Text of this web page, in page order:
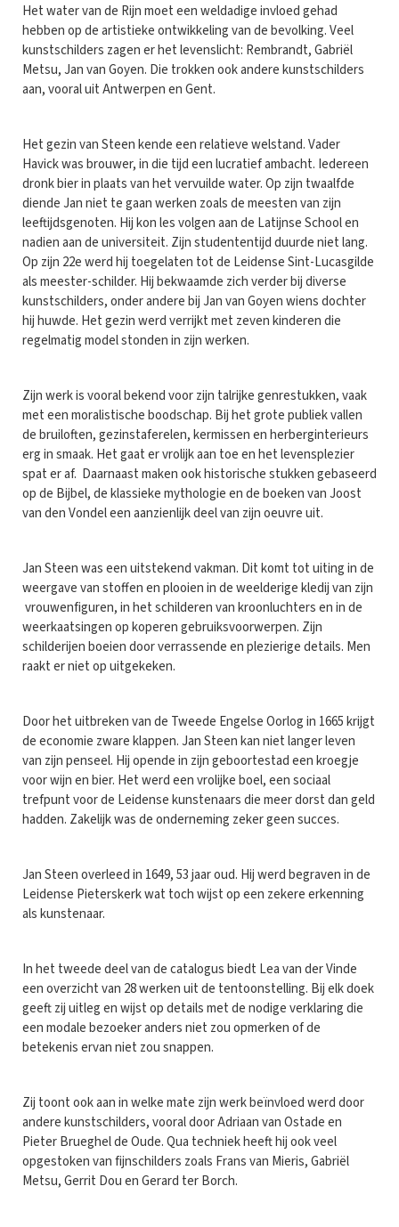
Het water van de Rijn moet een weldadige invloed gehad
hebben op de artistieke ontwikkeling van de bevolking. Veel
kunstschilders zagen er het levenslicht: Rembrandt, Gabriël
Metsu, Jan van Goyen. Die trokken ook andere kunstschilders
aan, vooral uit Antwerpen en Gent.
Het gezin van Steen kende een relatieve welstand. Vader
Havick was brouwer, in die tijd een lucratief ambacht. Iedereen
dronk bier in plaats van het vervuilde water. Op zijn twaalfde
diende Jan niet te gaan werken zoals de meesten van zijn
leeftijdsgenoten. Hij kon les volgen aan de Latijnse School en
nadien aan de universiteit. Zijn studententijd duurde niet lang.
Op zijn 22e werd hij toegelaten tot de Leidense Sint-Lucasgilde
als meester-schilder. Hij bekwaamde zich verder bij diverse
kunstschilders, onder andere bij Jan van Goyen wiens dochter
hij huwde. Het gezin werd verrijkt met zeven kinderen die
regelmatig model stonden in zijn werken.
Zijn werk is vooral bekend voor zijn talrijke genrestukken, vaak
met een moralistische boodschap. Bij het grote publiek vallen
de bruiloften, gezinstaferelen, kermissen en herberginterieurs
erg in smaak. Het gaat er vrolijk aan toe en het levensplezier
spat er af. Daarnaast maken ook historische stukken gebaseerd
op de Bijbel, de klassieke mythologie en de boeken van Joost
van den Vondel een aanzienlijk deel van zijn oeuvre uit.
Jan Steen was een uitstekend vakman. Dit komt tot uiting in de
weergave van stoffen en plooien in de weelderige kledij van zijn
vrouwenfiguren, in het schilderen van kroonluchters en in de
weerkaatsingen op koperen gebruiksvoorwerpen. Zijn
schilderijen boeien door verrassende en plezierige details. Men
raakt er niet op uitgekeken.
Door het uitbreken van de Tweede Engelse Oorlog in 1665 krijgt
de economie zware klappen. Jan Steen kan niet langer leven
van zijn penseel. Hij opende in zijn geboortestad een kroegje
voor wijn en bier. Het werd een vrolijke boel, een sociaal
trefpunt voor de Leidense kunstenaars die meer dorst dan geld
hadden. Zakelijk was de onderneming zeker geen succes.
Jan Steen overleed in 1649, 53 jaar oud. Hij werd begraven in de
Leidense Pieterskerk wat toch wijst op een zekere erkenning
als kunstenaar.
In het tweede deel van de catalogus biedt Lea van der Vinde
een overzicht van 28 werken uit de tentoonstelling. Bij elk doek
geeft zij uitleg en wijst op details met de nodige verklaring die
een modale bezoeker anders niet zou opmerken of de
betekenis ervan niet zou snappen.
Zij toont ook aan in welke mate zijn werk beïnvloed werd door
andere kunstschilders, vooral door Adriaan van Ostade en
Pieter Brueghel de Oude. Qua techniek heeft hij ook veel
opgestoken van fijnschilders zoals Frans van Mieris, Gabriël
Metsu, Gerrit Dou en Gerard ter Borch.